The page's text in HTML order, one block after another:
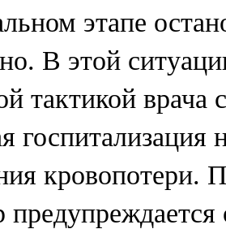
этапе
В этой
тактикой врача
госпитализация
кровопотери.